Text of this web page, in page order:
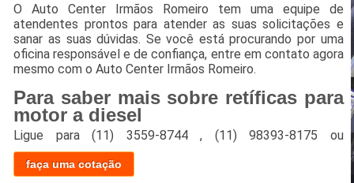
O Auto Center Irmãos Romeiro tem uma equipe de
atendentes prontos para atender as suas solicitações e
sanar as suas dúvidas. Se você está procurando por uma
oficina responsável e de confiança, entre em contato agora
mesmo com o Auto Center Irmãos Romeiro.
Para saber mais sobre retíficas para
motor a diesel
Ligue para(11) 3559-8744, (11) 98393-8175 ou
faça uma cotação